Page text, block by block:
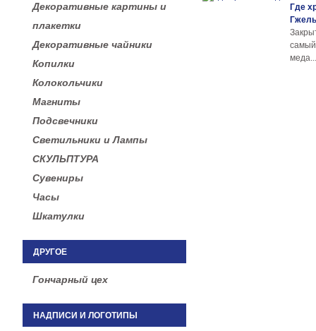
Декоративные картины и
плакетки
Декоративные чайники
Копилки
Колокольчики
Магниты
Подсвечники
Светильники и Лампы
СКУЛЬПТУРА
Сувениры
Часы
Шкатулки
ДРУГОЕ
Гончарный цех
НАДПИСИ И ЛОГОТИПЫ
Где
Гжель
меда...